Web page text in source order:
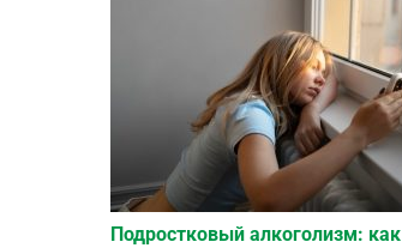
Подростковый алкоголизм: как